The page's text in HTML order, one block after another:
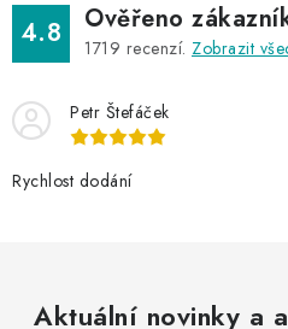
4.8 Ověřeno
1719 recenzí. Zobrazit
Petr Štefáček
Rychlost dodání
Aktuální novinky a